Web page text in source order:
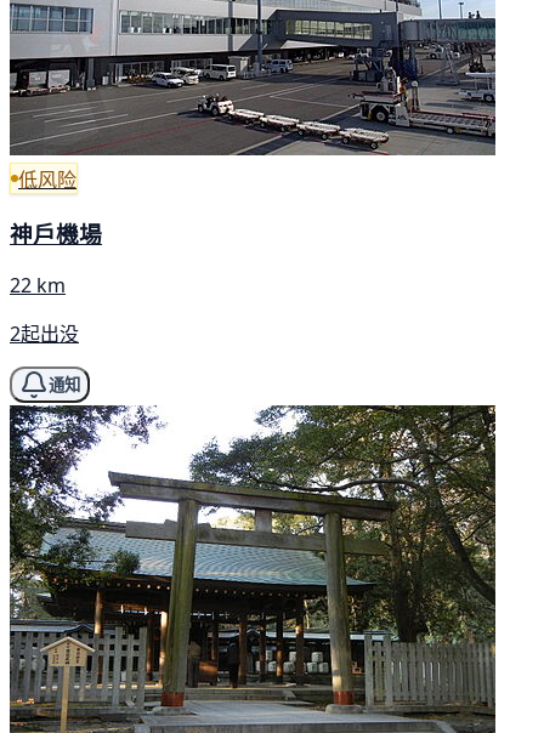
低风险
神戶機場
22 km
2起出没
通知